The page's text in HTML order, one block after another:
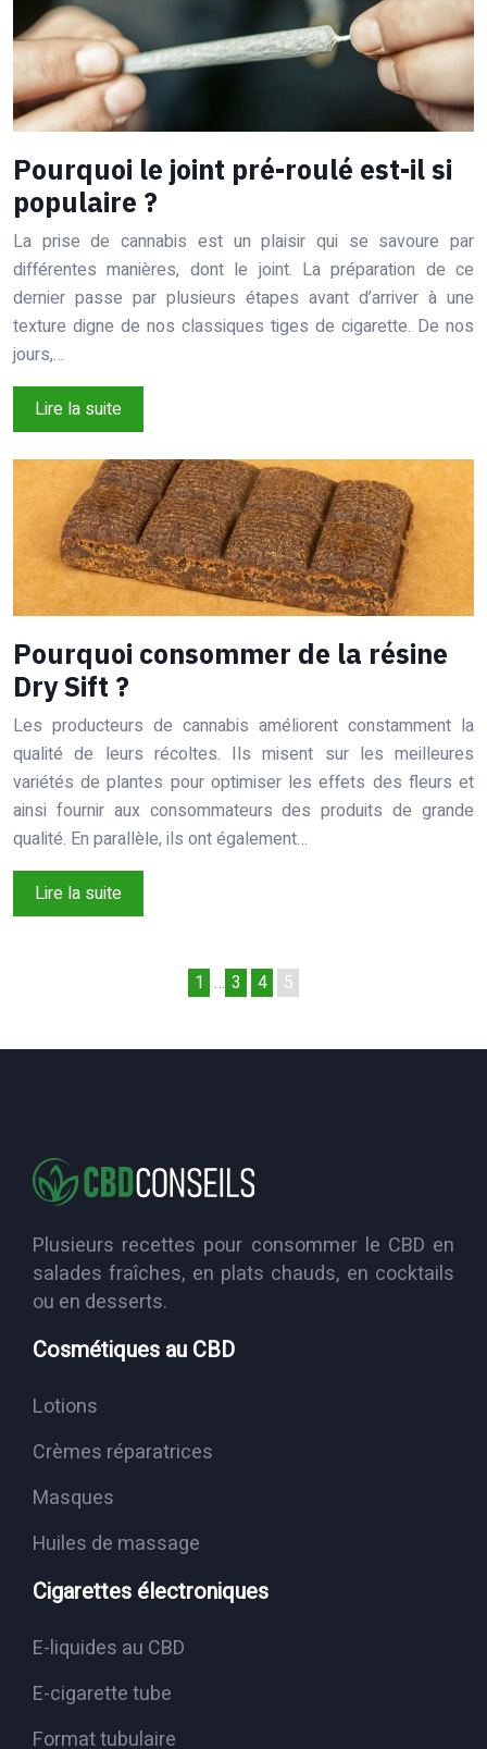
Pourquoi le joint pré-roulé est-il si
populaire ?
La prise de cannabis est un plaisir qui se savoure par
différentes manières, dont le joint. La préparation de ce
dernier passe par plusieurs étapes avant d’arriver à une
texture digne de nos classiques tiges de cigarette. De nos
jours,…
Lire la suite
Pourquoi consommer de la résine
Dry Sift ?
Les producteurs de cannabis améliorent constamment la
qualité de leurs récoltes. Ils misent sur les meilleures
variétés de plantes pour optimiser les effets des fleurs et
ainsi fournir aux consommateurs des produits de grande
qualité. En parallèle, ils ont également…
Lire la suite
1 … 3 4 5
Plusieurs recettes pour consommer le CBD en
salades fraîches, en plats chauds, en cocktails
ou en desserts.
Cosmétiques au CBD
Lotions
Crèmes réparatrices
Masques
Huiles de massage
Cigarettes électroniques
E-liquides au CBD
E-cigarette tube
Format tubulaire